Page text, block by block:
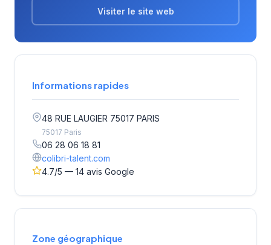
Visiter le site web
Informations rapides
48 RUE LAUGIER 75017 PARIS
75017 Paris
06 28 06 18 81
colibri-talent.com
4.7/5 — 14 avis Google
Zone géographique